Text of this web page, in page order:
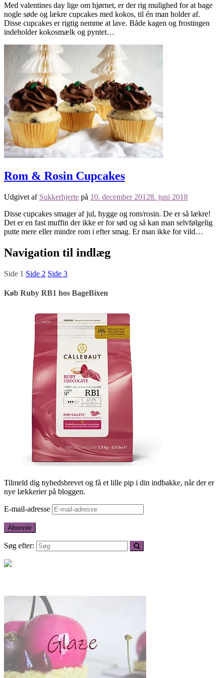
Med valentines day lige om hjørnet, er der rig mulighed for at bage
nogle søde og lækre cupcakes med kokos, til én man holder af.
Disse cupcakes er rigtig nemme at lave. Både kagen og frostingen
indeholder kokosmælk og pyntet…
Rom & Rosin Cupcakes
Udgivet af Sukkerhjerte på 10. december 20128. juni 2018
Disse cupcakes smager af jul, hygge og rom/rosin. De er så lækre!
Det er en fast muffin der ikke er for sød og så kan man selvfølgelig
putte mere eller mindre rom i efter smag. Er man ikke for vild…
Navigation til indlæg
Side 1 Side 2 Side 3
Køb Ruby RB1 hos BageBixen
Tilmeld dig nyhedsbrevet og få et lille pip i din indbakke, når der er
nye lækkerier på bloggen.
E-mail-adresse
Abonnér
Søg efter: